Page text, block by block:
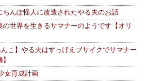
ちんぽ怪人に改造されたやる夫のお話
の世界を生きるサマナーのようです【オリ
んこ】やる夫はすっげえブサイクでサマナー
女育成計画